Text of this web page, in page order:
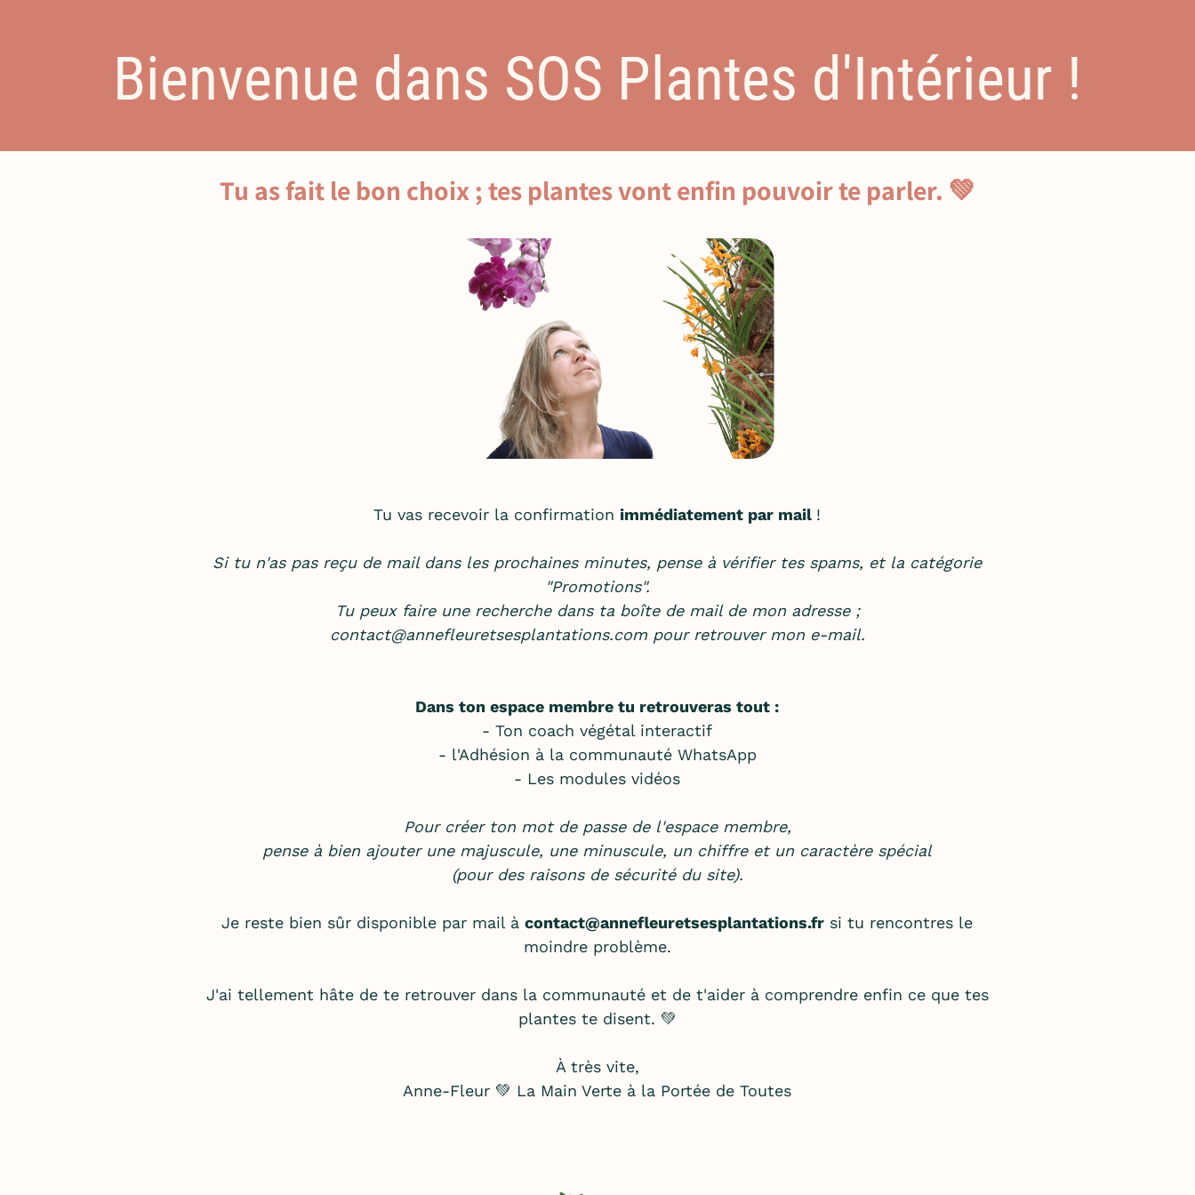
Bienvenue dans SOS Plantes d'Intérieur !
Tu as fait le bon choix ; tes plantes vont enfin pouvoir te parler. 💚
Tu vas recevoir la confirmationimmédiatement par mail !
Si tu n'as pas reçu de mail dans les prochaines minutes, pense à vérifier tes spams, et la catégorie
"Promotions".
Tu peux faire une recherche dans ta boîte de mail de mon adresse ;
contact@annefleuretsesplantations.compour retrouver mon e-mail.
Dans ton espace membre tu retrouveras tout :
- Ton coach végétal interactif
- l'Adhésion à la communauté WhatsApp
- Les modules vidéos
Pour créer ton mot de passe de l'espace membre,
pense à bien ajouter une majuscule, une minuscule, un chiffre et un caractère spécial
(pour des raisons de sécurité du site).
Je reste bien sûr disponible par mail àcontact@annefleuretsesplantations.fr si tu rencontres le
moindre problème.
J'ai tellement hâte de te retrouver dans la communauté et de t'aider à comprendre enfin ce que tes
plantes te disent. 💚
À très vite,
Anne-Fleur 💚 La Main Verte à la Portée de Toutes